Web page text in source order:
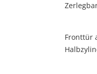
Fronttür